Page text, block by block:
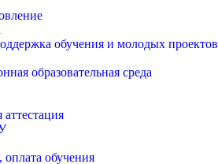
обучения и молодых проектов
образовательная среда
аттестация
оплата обучения